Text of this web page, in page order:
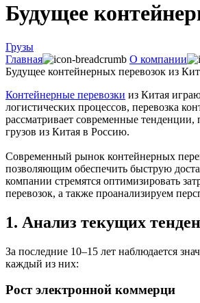
Будущее
Грузы
Главная
О компании
Будущее контейнерных перевозок из
Контейнерные перевозки из Китая
логистических процессов, перевозка
рассматривает современные
грузов из Китая в Россию.
Современный рынок контейнерных
позволяющим обеспечить быструю
компании стремятся оптимизировать
перевозок, а также проанализируем
1. Анализ текущих
За последние 10–15 лет наблюдается
каждый из них:
Рост электронной коммерци